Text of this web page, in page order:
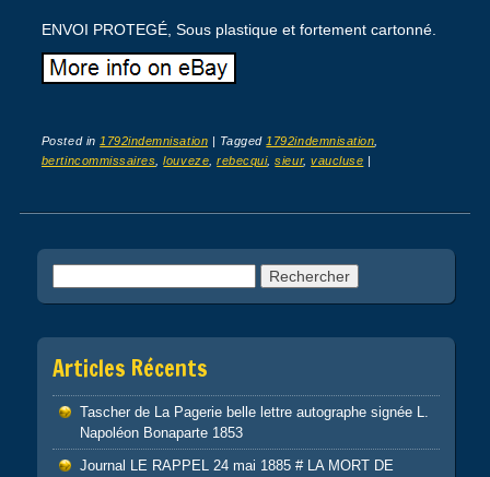
ENVOI PROTEGÉ, Sous plastique et fortement cartonné.
Posted in 1792indemnisation | Tagged 1792indemnisation
bertincommissaires ,louveze ,rebecqui,sieur,vaucluse |
Post navigation
Articles Récents
Tascher de La Pagerie belle lettre autographe signée L.
Napoléon Bonaparte 1853
Journal LE RAPPEL 24 mai 1885 # LA MORT DE